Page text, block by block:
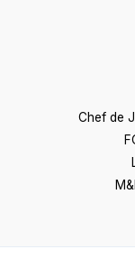
Chef de